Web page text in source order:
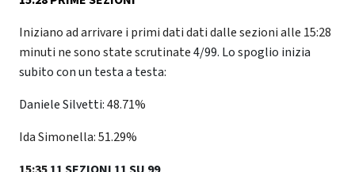
Iniziano ad arrivare i primi dati dati dalle sezioni alle 15:28
minuti ne sono state scrutinate4/99. Lo spoglio inizia
subito con un testa a testa:
Daniele Silvetti:48.71%
Ida Simonella: 51.29%